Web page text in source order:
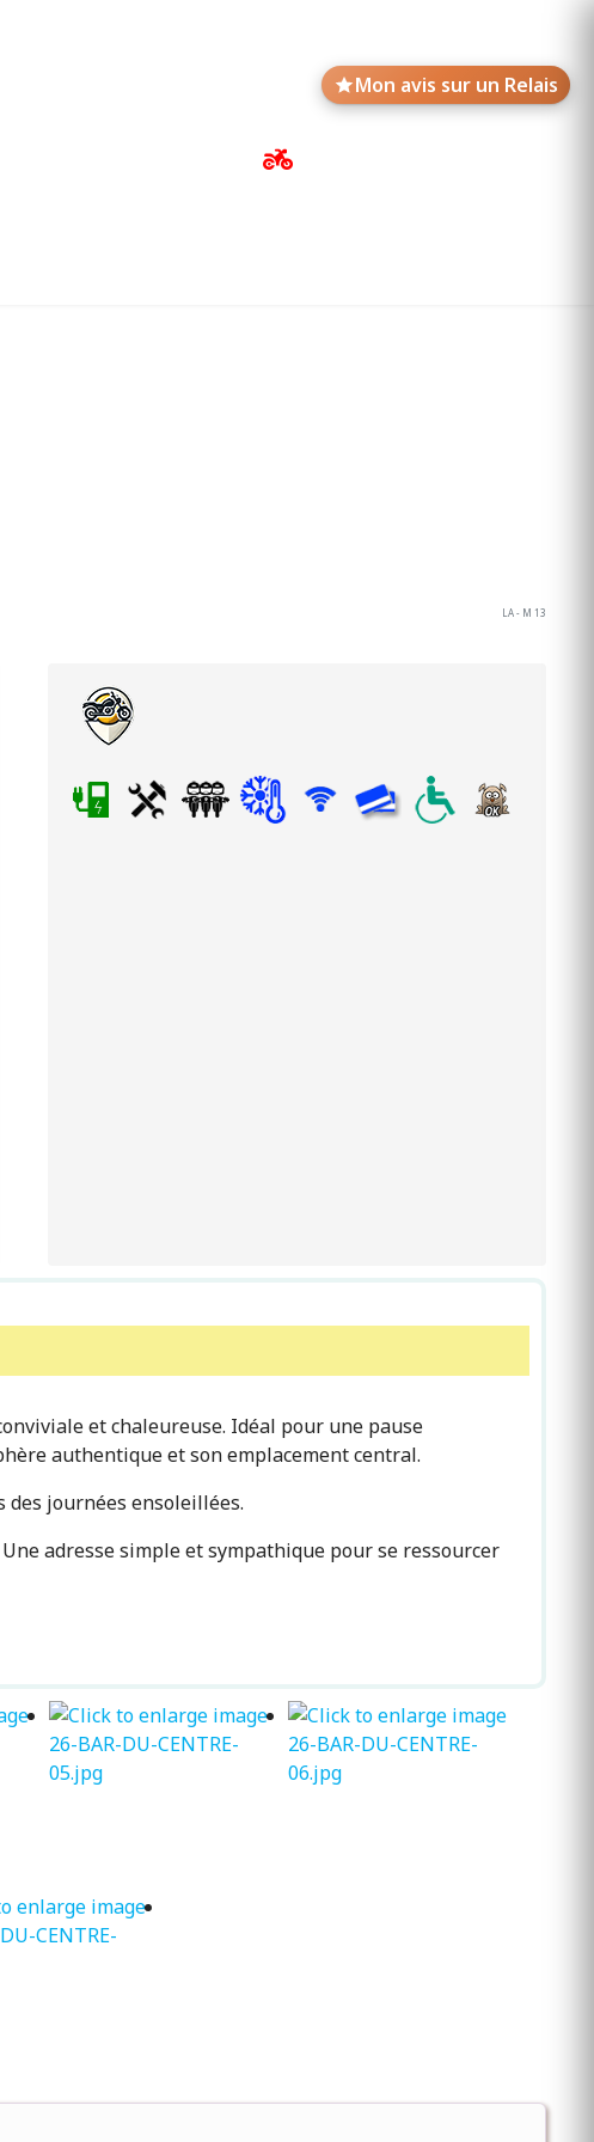
Mon avis sur un Relais
LA - M 13
et chaleureuse. Idéal pour une pause
authentique et son emplacement central.
journées ensoleillées.
adresse simple et sympathique pour se ressourcer